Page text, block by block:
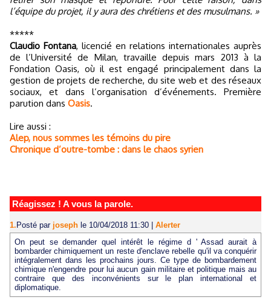
l’équipe du projet, il y aura des chrétiens et des musulmans. »
*****
Claudio Fontana, licencié en relations internationales auprès
de l’Université de Milan, travaille depuis mars 2013 à la
Fondation Oasis, où il est engagé principalement dans la
gestion de projets de recherche, du site web et des réseaux
sociaux, et dans l’organisation d’événements. Première
parution dans Oasis.
Lire aussi :
Alep, nous sommes les témoins du pire
Chronique d’outre-tombe : dans le chaos syrien
Réagissez ! A vous la parole.
1. Posté par joseph le 10/04/2018 11:30
Alerter
On peut se demander quel intérêt le régime d ' Assad aurait à
bombarder chimiquement un reste d'enclave rebelle qu'il va conquérir
intégralement dans les prochains jours. Ce type de bombardement
chimique n'engendre pour lui aucun gain militaire et politique mais au
contraire que des inconvénients sur le plan international et
diplomatique.